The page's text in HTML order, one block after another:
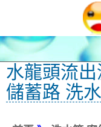
水龍頭流
儲蓄路 洗